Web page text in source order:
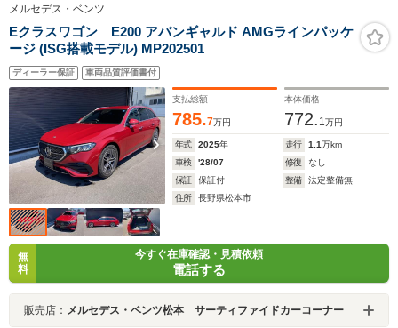
メルセデス・ベンツ
Eクラスワゴン E200 アバンギャルド AMGラインパッケ
ージ (ISG搭載モデル) MP202501
ディーラー保証 車両品質評価書付
支払総額
785.7万円
本体価格
772. 1万円
年式 2025年 走行 1.1万km
車検
'28/07 修復
なし
保証
保証付 整備
法定整備無
住所
長野県松本市
無
料
今すぐ在庫確認・見積依頼
電話する
販売店： メルセデス・ベンツ松本 サーティファイドカーコーナー